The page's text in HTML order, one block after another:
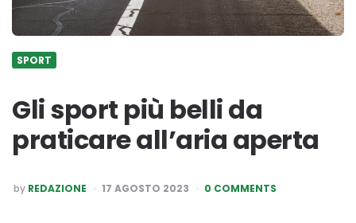
SPORT
Gli sport più belli da
praticare all’aria aperta
POSTED
BY
by REDAZIONE 17 AGOSTO 2023 0 COMMENTS